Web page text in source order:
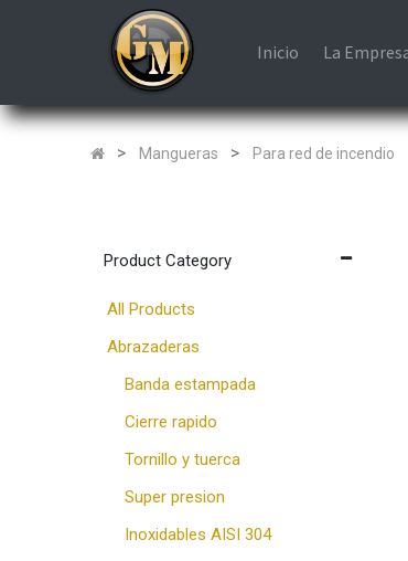
Inicio La
Mangueras Para red de incendio
Product Category
All Products
Abrazaderas
Banda estampada
Cierre rapido
Tornillo y tuerca
Super presion
Inoxidables AISI 304